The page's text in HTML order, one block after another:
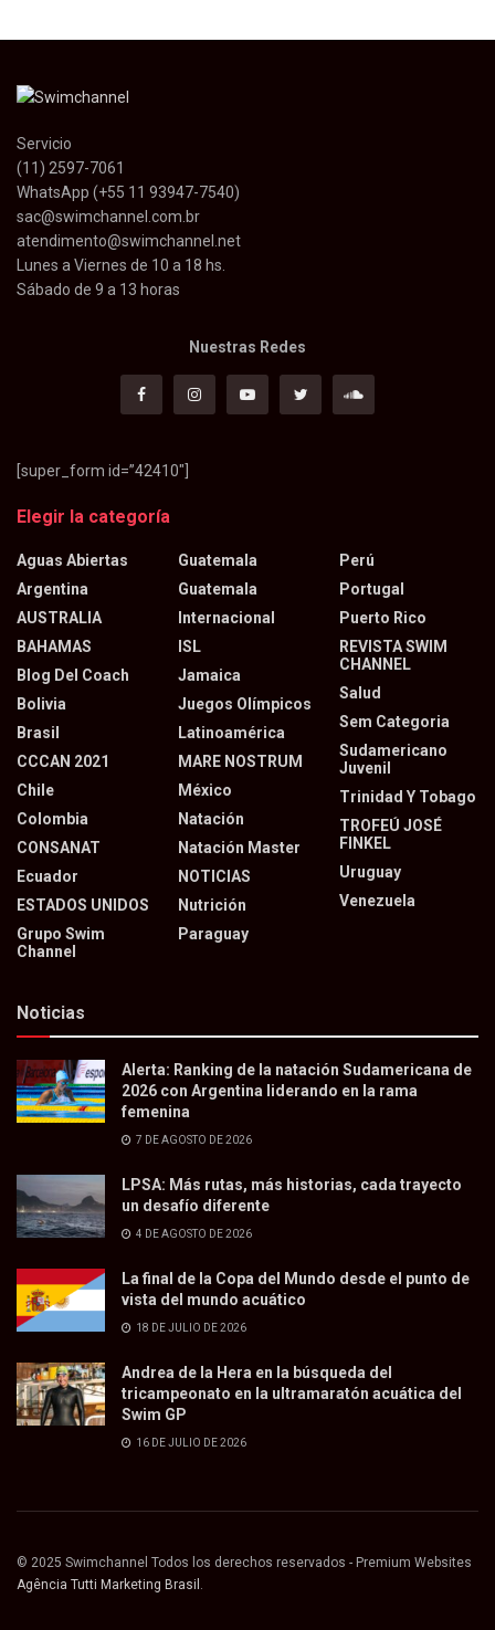
Servicio
(11) 2597-7061
WhatsApp (+55 11 93947-7540)
sac@swimchannel.com.br
atendimento@swimchannel.net
Lunes a Viernes de 10 a 18 hs.
Sábado de 9 a 13 horas
Nuestras Redes
[super_form id=”42410″]
Elegir la categoría
Aguas Abiertas
Argentina
AUSTRALIA
BAHAMAS
Blog Del Coach
Bolivia
Brasil
CCCAN 2021
Chile
Colombia
CONSANAT
Ecuador
ESTADOS UNIDOS
Grupo Swim
Channel
Guatemala
Guatemala
Internacional
ISL
Jamaica
Juegos Olímpicos
Latinoamérica
MARE NOSTRUM
México
Natación
Natación Master
NOTICIAS
Nutrición
Paraguay
Perú
Portugal
Puerto Rico
REVISTA SWIM
CHANNEL
Salud
Sem Categoria
Sudamericano
Juvenil
Trinidad Y Tobago
TROFEÚ JOSÉ
FINKEL
Uruguay
Venezuela
Noticias
Alerta: Ranking de la natación Sudamericana de
2026 con Argentina liderando en la rama
femenina
7 DE AGOSTO DE 2026
LPSA: Más rutas, más historias, cada trayecto
un desafío diferente
4 DE AGOSTO DE 2026
La final de la Copa del Mundo desde el punto de
vista del mundo acuático
18 DE JULIO DE 2026
Andrea de la Hera en la búsqueda del
tricampeonato en la ultramaratón acuática del
Swim GP
16 DE JULIO DE 2026
© 2025 Swimchannel Todos los derechos reservados - Premium Websites
Agência Tutti Marketing Brasil